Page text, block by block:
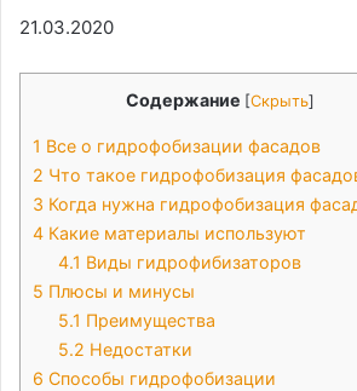
21.03.2020
Содержание [Скрыть]
1 Все о гидрофобизации фасадов
2 Что такое гидрофобизация
3 Когда нужна гидрофобизация
4 Какие материалы используют
4.1 Виды гидрофибизаторов
5 Плюсы и минусы
5.1 Преимущества
5.2 Недостатки
6 Способы гидрофобизации